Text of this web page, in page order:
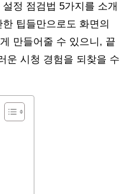
정 점검법 5가지를 소개
팁들만으로도 화면의
만들어줄 수 있으니, 끝
운 시청 경험을 되찾을 수